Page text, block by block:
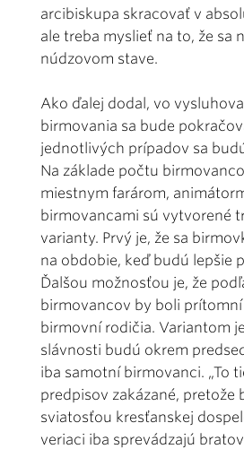
arcibiskupa skracovať v
ale treba myslieť na to, že sa
núdzovom stave.
Ako ďalej dodal, vo
birmovania sa bude
jednotlivých prípadov sa
Na základe počtu
miestnym farárom,
birmovancami sú vytvorené
varianty. Prvý je, že sa
na obdobie, keď budú lepšie
Ďalšou možnosťou je, že
birmovancov by boli
birmovní rodičia. Variantom
slávnosti budú okrem
iba samotní birmovanci. „To
predpisov zakázané, pretože
sviatosťou kresťanskej
veriaci iba sprevádzajú